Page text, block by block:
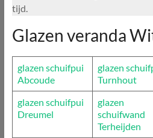
tijd.
Glazen veranda
glazen schuifpui
Abcoude
glazen
Turnhout
glazen schuifpui
Dreumel
glazen
schuifwand
Terheijden